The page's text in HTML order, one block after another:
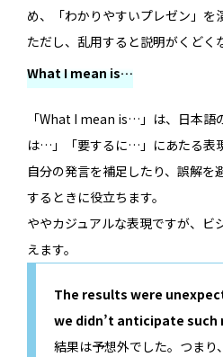
め、「わかりやすいプレゼン」を
ただし、乱用すると説明がくどく
What I mean is…
「What I mean is…」は、日本語
は…」「要するに…」にあたる表現
自分の発言を補足したり、誤解を
するときに役立ちます。
ややカジュアルな表現ですが、ビ
えます。
The results were
we didn’t anticipate such
結果は予想外でした。つま